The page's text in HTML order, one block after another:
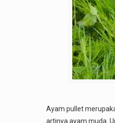
Ayam pullet
artinya ayam muda.